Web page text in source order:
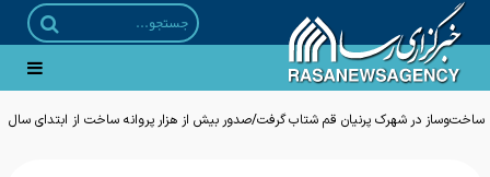
ساخت‌وساز در شهرک پرنیان قم شتاب گرفت/صدور بیش از هزار پروانه ساخت از ابتدای سال